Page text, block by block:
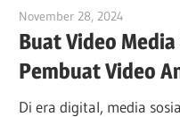
November 28, 2024
Buat Video
Pembuat Video
Di era digital, media